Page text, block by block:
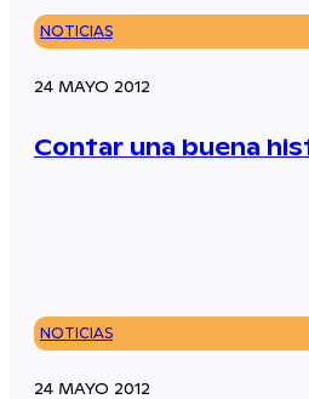
NOTICIAS
24 MAYO 2012
Contar una buena
NOTICIAS
24 MAYO 2012